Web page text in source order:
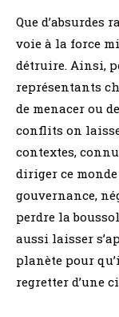
Que d’absurdes
voie à la force
détruire. Ainsi,
représentants
de menacer ou
conflits on
contextes,
diriger ce
gouvernance,
perdre la
aussi laisser
planète pour
regretter d’une